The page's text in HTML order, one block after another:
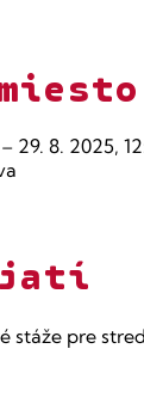
29. 8. 2025,
stáže pre